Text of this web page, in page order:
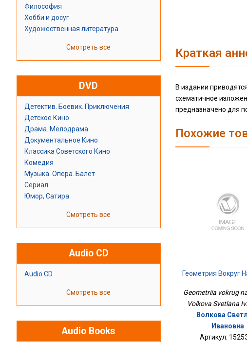
Философия
Хобби и досуг
Художественная литература
Смотреть все
DVD
Детектив. Боевик. Приключения
Детское Кино
Драма. Мелодрама
Документальное Кино
Классика Советского Кино
Комедия
Музыка. Опера. Балет
Сериал
Юмор, Сатира
Смотреть все
Audio CD
Audio CD
Смотреть все
Audio Books
Краткая
В издании
схематичное
предназначено для
Похожие
Геометрия Вокруг
Geometriia vokrug
Volkova Svetlana
Волкова
Ивановна
Артикул: